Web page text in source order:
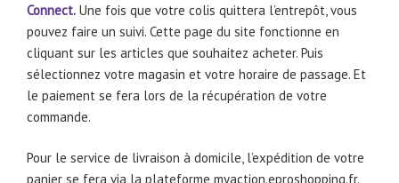
Connect. Une fois que votre colis quittera l’entrepôt, vous
pouvez faire un suivi. Cette page du site fonctionne en
cliquant sur les articles que souhaitez acheter. Puis
sélectionnez votre magasin et votre horaire de passage. Et
le paiement se fera lors de la récupération de votre
commande.
Pour le service de livraison à domicile, l’expédition de votre
panier se fera via la plateforme myaction.eproshopping.fr.